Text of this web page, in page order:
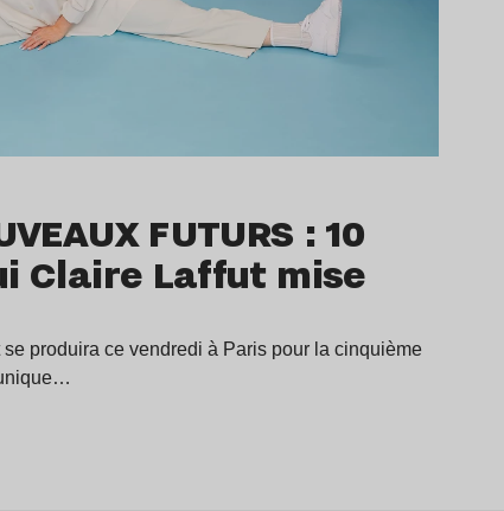
FUTURS : 10
Claire Laffut mise
produira ce vendredi à Paris pour la cinquième